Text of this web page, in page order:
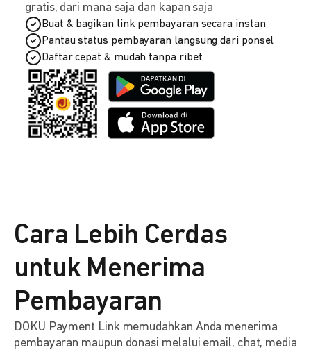
gratis, dari mana saja dan kapan saja
Buat & bagikan link pembayaran secara instan
Pantau status pembayaran langsung dari ponsel
Daftar cepat & mudah tanpa ribet
Cara Lebih Cerdas
untuk Menerima
Pembayaran
DOKU Payment Link memudahkan Anda menerima
pembayaran maupun donasi melalui email, chat, media